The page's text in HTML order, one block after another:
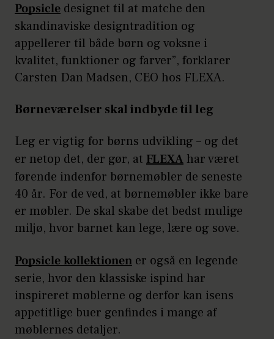
Popsicle designet til at matche den
skandinaviske designtradition og
appellerer til både børn og voksne i
kvalitet, funktioner og farver”, forklarer
Carsten Dan Madsen, CEO hos FLEXA.
Børneværelser skal indbyde til leg
Leg er vigtig for børns udvikling – og det
er netop det, der gør, at FLEXA har været
førende indenfor børnemøbler de seneste
40 år. For de ved, at børnemøbler ikke bare
er møbler. De skal skabe det bedst mulige
miljø, hvor barnet kan lege, lære og sove.
Popsicle kollektionen er også en legende
serie, hvor den klassiske ispind har
inspireret møblerne og derfor kan isens
appetitlige buer genfindes i mange af
møblernes detaljer.